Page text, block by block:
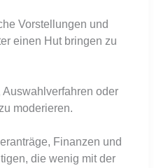
Vorstellungen und
einen Hut bringen zu
oder
moderieren.
Finanzen und
die wenig mit der